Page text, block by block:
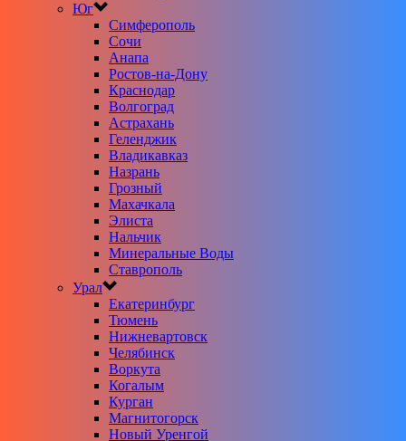
Юг
Симферополь
Сочи
Анапа
Ростов-на-Дону
Краснодар
Волгоград
Астрахань
Геленджик
Владикавказ
Назрань
Грозный
Махачкала
Элиста
Нальчик
Минеральные Воды
Ставрополь
Урал
Екатеринбург
Тюмень
Нижневартовск
Челябинск
Воркута
Когалым
Курган
Магнитогорск
Новый Уренгой